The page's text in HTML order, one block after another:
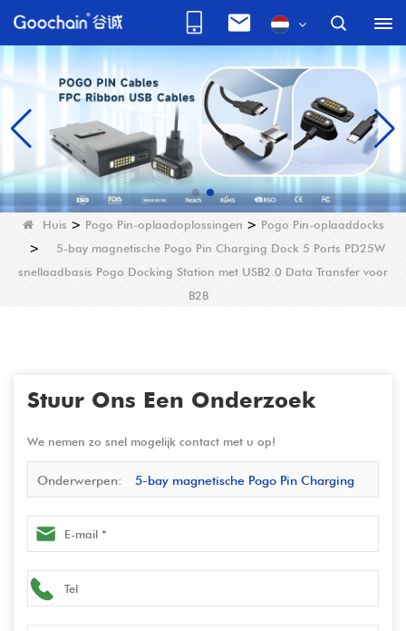
Huis > Pogo Pin-oplaadoplossingen > Pogo Pin-oplaaddocks
>
5-bay magnetische Pogo Pin Charging Dock 5 Ports PD25W
snellaadbasis Pogo Docking Station met USB2.0 Data Transfer voor
B2B
Stuur Ons Een Onderzoek
We nemen zo snel mogelijk contact met u op!
Onderwerpen: 5-bay magnetische Pogo Pin Charging
Dock 5 Ports PD25W snellaadbasis Pogo Docking Station
met USB2.0 Data Transfer voor B2B